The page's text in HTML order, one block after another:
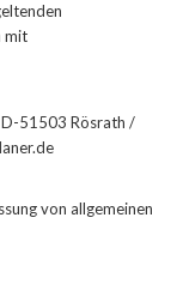
mit
D-51503 Rösrath /
von allgemeinen